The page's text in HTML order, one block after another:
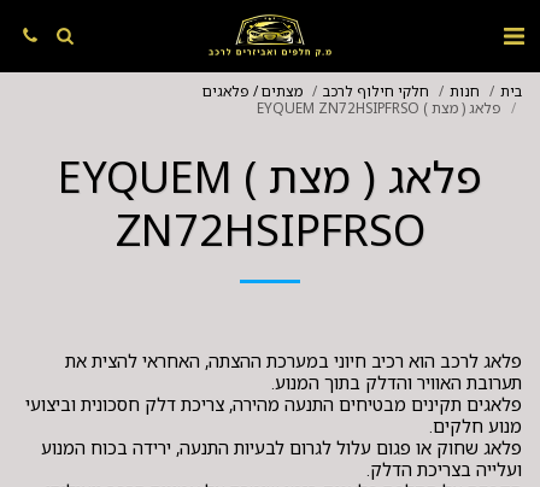
בית חנות חלקי חילוף לרכב
מצתים / פלאגים
פלאג ( מצת ) EYQUEM ZN72HSIPFRSO
פלאג ( מצת ) EYQUEM
ZN72HSIPFRSO
פלאג לרכב הוא רכיב חיוני במערכת ההצתה, האחראי להצית את
פלאגים תקינים מבטיחים התנעה מהירה, צריכת דלק חסכונית וביצועי
פלאג שחוק או פגום עלול לגרום לבעיות התנעה, ירידה בכוח המנוע